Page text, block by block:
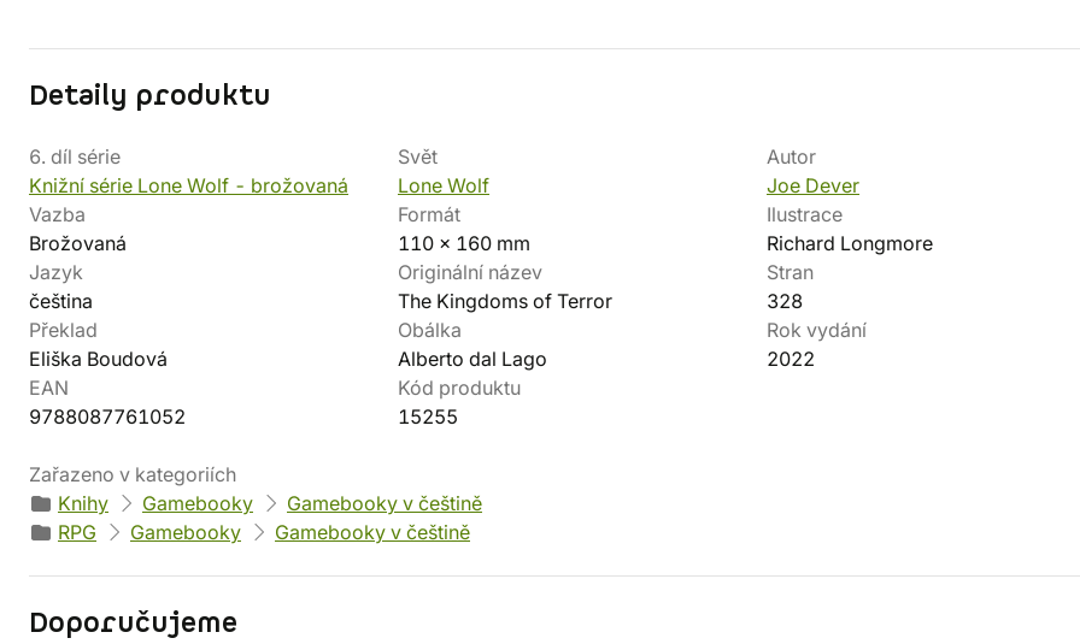
Detaily produktu
6. díl série
Knižní série Lone Wolf - brožovaná
Svět
Lone Wolf
Autor
Joe Dever
Vazba
Brožovaná
Formát
110 x 160 mm
Ilustrace
Richard Longmore
Jazyk
čeština
Originální název
The Kingdoms of Terror
Stran
328
Překlad
Eliška Boudová
Obálka
Alberto dal Lago
Rok vydání
2022
EAN
9788087761052
Kód produktu
15255
Zařazeno v kategoriích
Knihy
Gamebooky
Gamebooky v češtině
RPG
Gamebooky Gamebooky v češtině
Doporučujeme